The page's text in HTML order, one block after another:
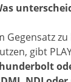
Gegensatz
gibt